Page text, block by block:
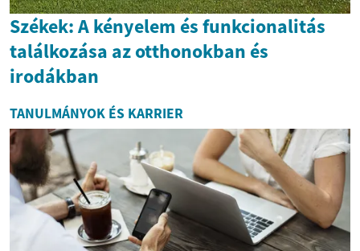
Székek: A kényelem és funkcionalitás
találkozása az otthonokban és
irodákban
TANULMÁNYOK ÉS KARRIER